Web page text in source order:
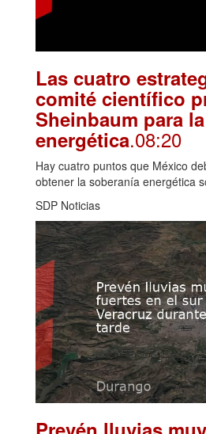
Las cuatro
comité científico
Sheinbaum para
energética.08:20
Hay cuatro puntos que México
obtener la soberanía energética
SDP Noticias